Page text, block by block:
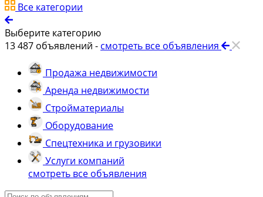
Все категории
Выберите категорию
13 487 объявлений - смотреть все объявления
Продажа недвижимости
Аренда недвижимости
Стройматериалы
Оборудование
Спецтехника и грузовики
Услуги компаний
смотреть все объявления